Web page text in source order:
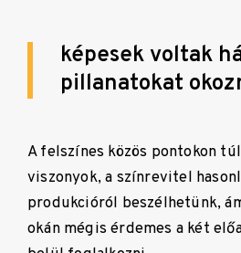
képesek voltak
pillanatokat
A felszínes közös pontokon
viszonyok, a színrevitel
produkcióról beszélhetünk,
okán mégis érdemes a két